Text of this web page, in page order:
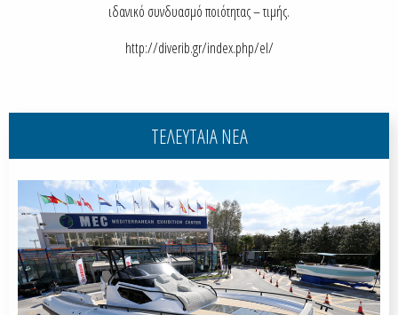
ιδανικό συνδυασμό ποιότητας – τιμής.
http://diverib.gr/index.php/el/
ΤΕΛΕΥΤΑΙΑ ΝΕΑ